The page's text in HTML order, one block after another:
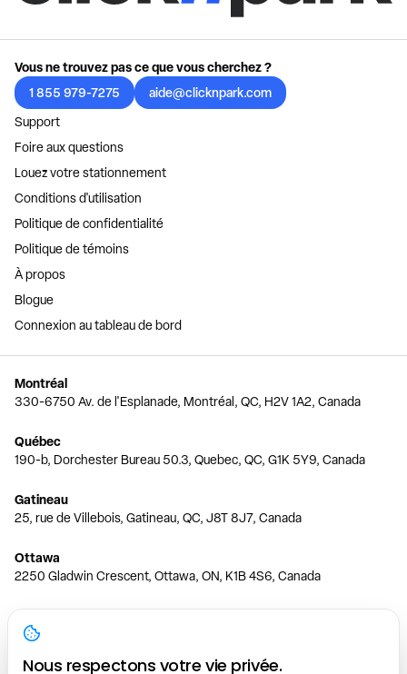
Vous ne trouvez pas ce que vous cherchez ?
1 855 979-7275
aide@clicknpark.com
Support
Foire aux questions
Louez votre stationnement
Conditions d'utilisation
Politique de confidentialité
Politique de témoins
À propos
Blogue
Connexion au tableau de bord
Montréal
330-6750 Av. de l'Esplanade, Montréal, QC, H2V 1A2, Canada
Québec
190-b, Dorchester Bureau 50.3, Quebec, QC, G1K 5Y9, Canada
Gatineau
25, rue de Villebois, Gatineau, QC, J8T 8J7, Canada
Ottawa
2250 Gladwin Crescent, Ottawa, ON, K1B 4S6, Canada
Toronto
150 Ferrand Dr, 6th Floor, Toronto, ON, M3C 3E5, Canada
Nous respectons votre vie privée.